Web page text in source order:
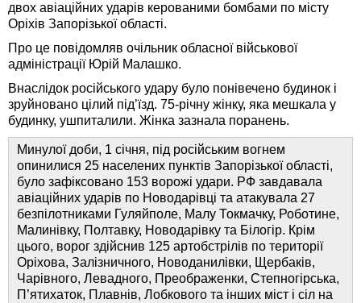
двох авіаційних ударів керованими бомбами по місту
Оріхів Запорізької області.
Про це повідомляв очільник обласної військової
адміністрації Юрій Малашко.
Внаслідок російського удару було понівечено будинок і
зруйновано цілий під’їзд. 75-річну жінку, яка мешкала у
будинку, ушпиталили. Жінка зазнала поранень.
Минулої доби, 1 січня, під російським вогнем
опинилися 25 населених пунктів Запорізької області,
було зафіксовано 153 ворожі удари. РФ завдавала
авіаційних ударів по Новодарівці та атакувала 27
безпілотниками Гуляйполе, Малу Токмачку, Роботине,
Малинівку, Полтавку, Новодарівку та Білогір. Крім
цього, ворог здійснив 125 артобстрілів по території
Оріхова, Залізничного, Новоданилівки, Щербаків,
Чарівного, Левадного, Преображенки, Степногірська,
П’ятихаток, Плавнів, Лобкового та інших міст і сіл на